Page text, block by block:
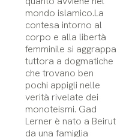
mondo islamico.La
contesa intorno al
corpo e alla libertà
femminile si aggrappa
tuttora a dogmatiche
che trovano ben
pochi appigli nelle
verità rivelate dei
monoteismi. Gad
Lerner è nato a Beirut
da una famiglia